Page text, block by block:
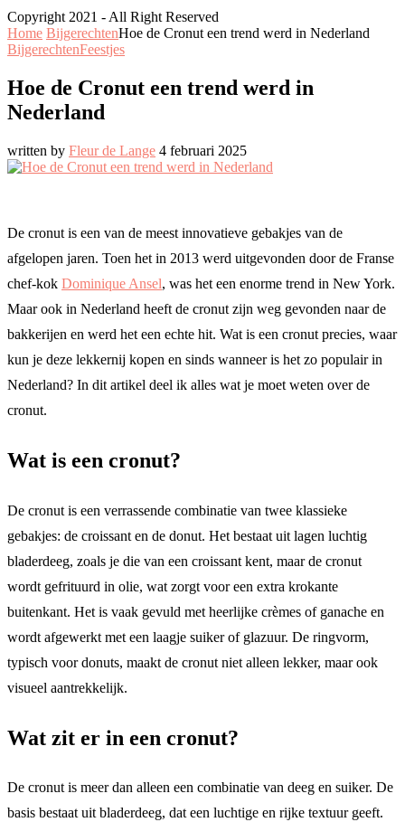
Copyright 2021 - All Right Reserved
Home BijgerechtenHoe de Cronut een trend werd in Nederland
BijgerechtenFeestjes
Hoe de Cronut een trend werd in
Nederland
written by Fleur de Lange 4 februari 2025
De cronut is een van de meest innovatieve gebakjes van de
afgelopen jaren. Toen het in 2013 werd uitgevonden door de Franse
chef-kok Dominique Ansel, was het een enorme trend in New York.
Maar ook in Nederland heeft de cronut zijn weg gevonden naar de
bakkerijen en werd het een echte hit. Wat is een cronut precies, waar
kun je deze lekkernij kopen en sinds wanneer is het zo populair in
Nederland? In dit artikel deel ik alles wat je moet weten over de
cronut.
Wat is een cronut?
De cronut is een verrassende combinatie van twee klassieke
gebakjes: de croissant en de donut. Het bestaat uit lagen luchtig
bladerdeeg, zoals je die van een croissant kent, maar de cronut
wordt gefrituurd in olie, wat zorgt voor een extra krokante
buitenkant. Het is vaak gevuld met heerlijke crèmes of ganache en
wordt afgewerkt met een laagje suiker of glazuur. De ringvorm,
typisch voor donuts, maakt de cronut niet alleen lekker, maar ook
visueel aantrekkelijk.
Wat zit er in een cronut?
De cronut is meer dan alleen een combinatie van deeg en suiker. De
basis bestaat uit bladerdeeg, dat een luchtige en rijke textuur geeft.